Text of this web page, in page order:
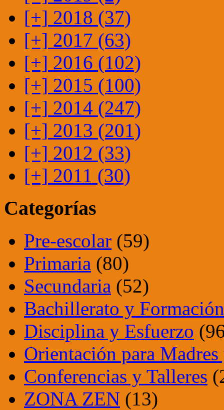
[+] 2018 (37)
[+] 2017 (63)
[+] 2016 (102)
[+] 2015 (100)
[+] 2014 (247)
[+] 2013 (201)
[+] 2012 (33)
[+] 2011 (30)
Categorías
Pre-escolar (59)
Primaria (80)
Secundaria (52)
Bachillerato y
Disciplina y Esfuerzo
Orientación para Madres
Conferencias y Talleres
ZONA ZEN (13)